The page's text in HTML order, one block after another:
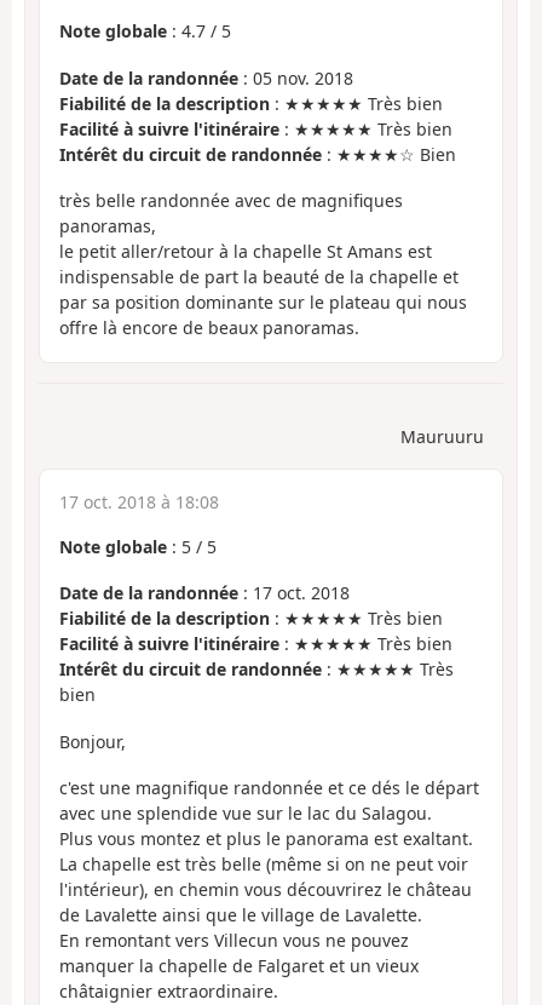
Note globale : 4.7 / 5
Date de la randonnée : 05 nov. 2018
Fiabilité de la description : ★★★★★ Très bien
Facilité à suivre l'itinéraire : ★★★★★ Très bien
Intérêt du circuit de randonnée : ★★★★☆ Bien
très belle randonnée avec de magnifiques
panoramas,
le petit aller/retour à la chapelle St Amans est
indispensable de part la beauté de la chapelle et
par sa position dominante sur le plateau qui nous
offre là encore de beaux panoramas.
Mauruuru
17 oct. 2018 à 18:08
Note globale : 5 / 5
Date de la randonnée : 17 oct. 2018
Fiabilité de la description : ★★★★★ Très bien
Facilité à suivre l'itinéraire : ★★★★★ Très bien
Intérêt du circuit de randonnée : ★★★★★ Très
bien
Bonjour,
c'est une magnifique randonnée et ce dés le départ
avec une splendide vue sur le lac du Salagou.
Plus vous montez et plus le panorama est exaltant.
La chapelle est très belle (même si on ne peut voir
l'intérieur), en chemin vous découvrirez le château
de Lavalette ainsi que le village de Lavalette.
En remontant vers Villecun vous ne pouvez
manquer la chapelle de Falgaret et un vieux
châtaignier extraordinaire.